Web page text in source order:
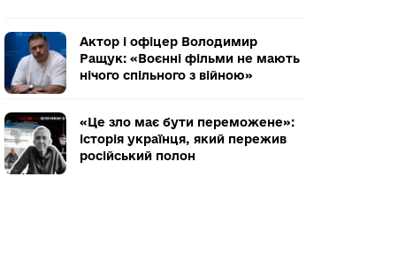
Актор і офіцер Володимир
Ращук: «Воєнні фільми не мають
нічого спільного з війною»
«Це зло має бути переможене»:
історія українця, який пережив
російський полон